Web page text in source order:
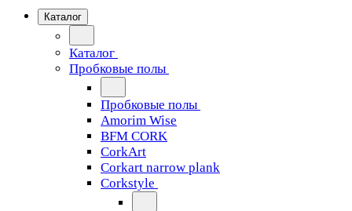
Каталог
Каталог
Пробковые полы
Пробковые полы
Amorim Wise
BFM CORK
CorkArt
Corkart narrow plank
Corkstyle